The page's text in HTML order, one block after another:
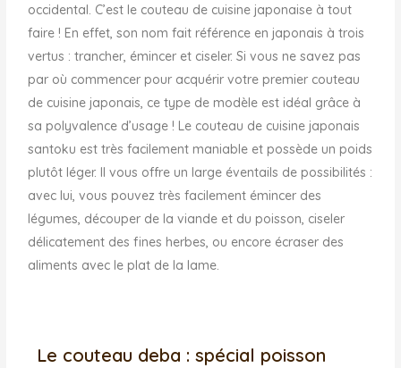
occidental. C’est le couteau de cuisine japonaise à tout
faire ! En effet, son nom fait référence en japonais à trois
vertus : trancher, émincer et ciseler. Si vous ne savez pas
par où commencer pour acquérir votre premier couteau
de cuisine japonais, ce type de modèle est idéal grâce à
sa polyvalence d’usage ! Le couteau de cuisine japonais
santoku est très facilement maniable et possède un poids
plutôt léger. Il vous offre un large éventails de possibilités :
avec lui, vous pouvez très facilement émincer des
légumes, découper de la viande et du poisson, ciseler
délicatement des fines herbes, ou encore écraser des
aliments avec le plat de la lame.
Le couteau deba : spécial poisson